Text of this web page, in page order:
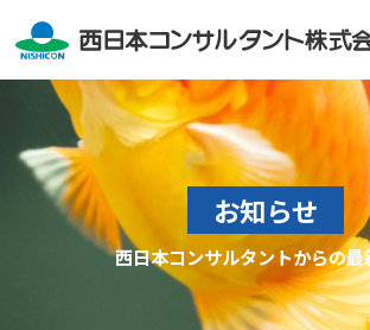
お知らせ
西日本コンサルタントからの最